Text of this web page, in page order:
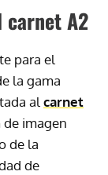
carnet A2
para el
la gama
al carnet
de imagen
de la
de